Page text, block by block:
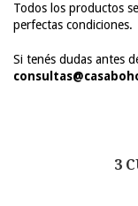
Todos los productos
perfectas condiciones.
Si tenés dudas antes
3